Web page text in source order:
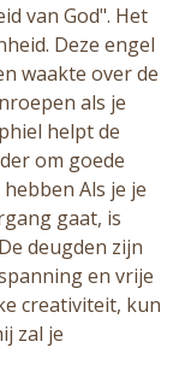
van God". Het
Deze engel
waakte over de
als je
helpt de
om goede
Als je je
gaat, is
deugden zijn
en vrije
creativiteit, kun
zal je